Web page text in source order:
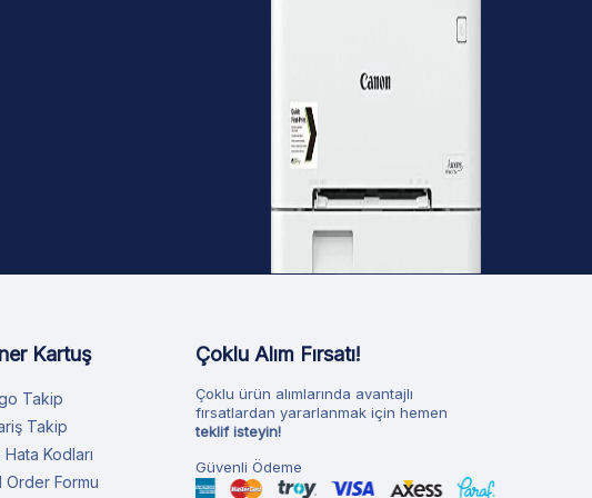
Kartuş
Takip
Takip
Hata Kodları
Order Formu
Çoklu Alım Fırsatı!
Çoklu ürün alımlarında avantajlı
fırsatlardan yararlanmak için hemen
teklif isteyin!
Güvenli Ödeme